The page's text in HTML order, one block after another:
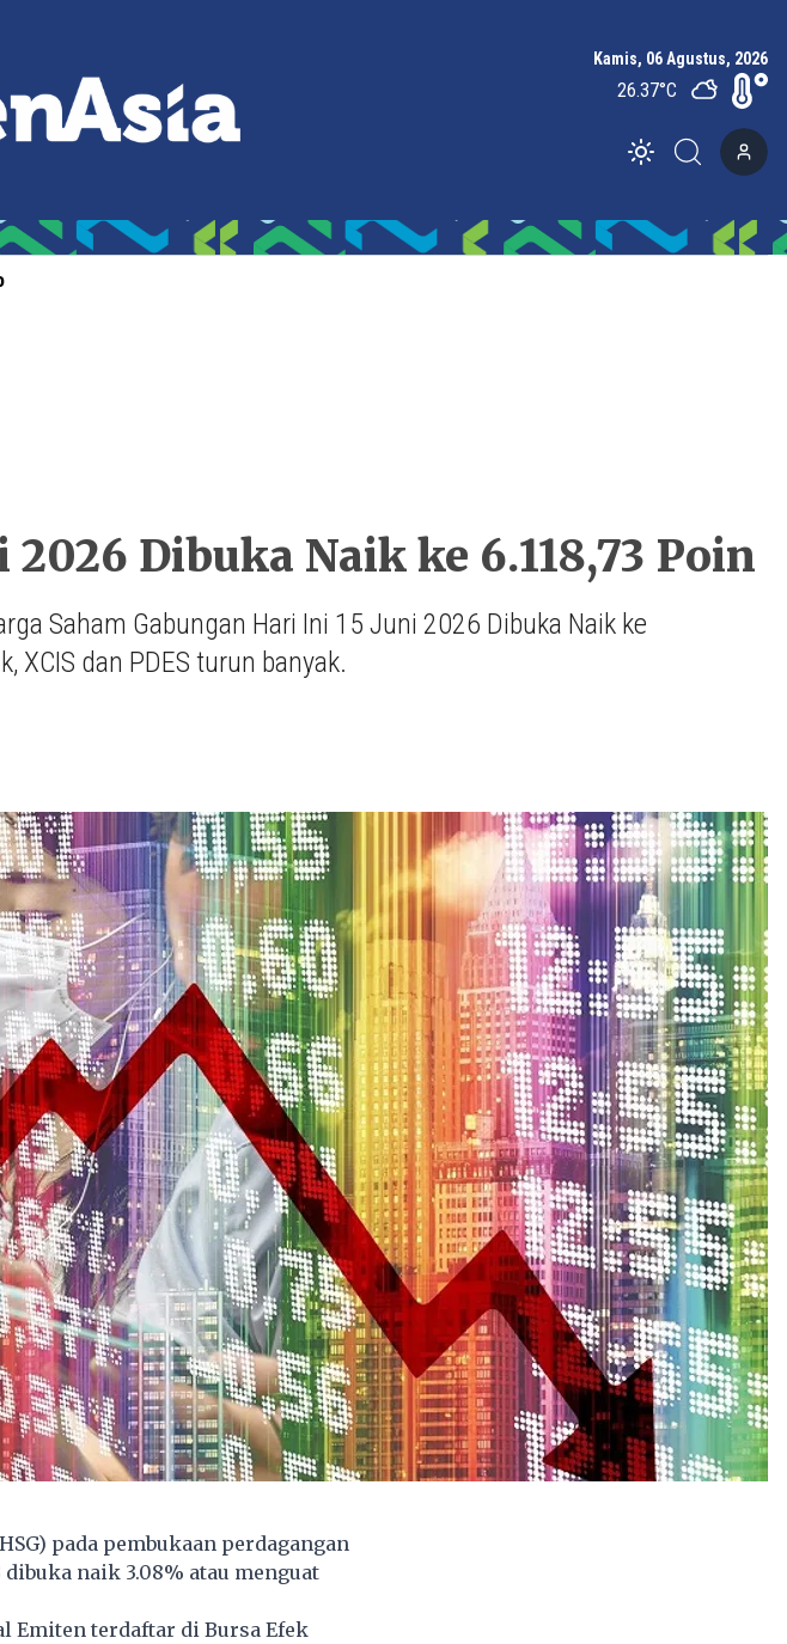
Kamis, 06 Agustus, 2026
26.37°C
Toggle theme
2026 Dibuka Naik ke 6.118,73 Poin
Saham Gabungan Hari Ini 15 Juni 2026 Dibuka Naik ke
XCIS dan PDES turun banyak.
pada pembukaan perdagangan
naik 3.08% atau menguat
Emiten terdaftar di Bursa Efek